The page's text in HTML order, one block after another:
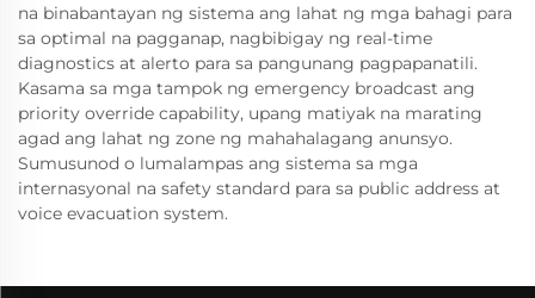
na binabantayan ng sistema ang lahat ng mga bahagi para
sa optimal na pagganap, nagbibigay ng real-time
diagnostics at alerto para sa pangunang pagpapanatili.
Kasama sa mga tampok ng emergency broadcast ang
priority override capability, upang matiyak na marating
agad ang lahat ng zone ng mahahalagang anunsyo.
Sumusunod o lumalampas ang sistema sa mga
internasyonal na safety standard para sa public address at
voice evacuation system.